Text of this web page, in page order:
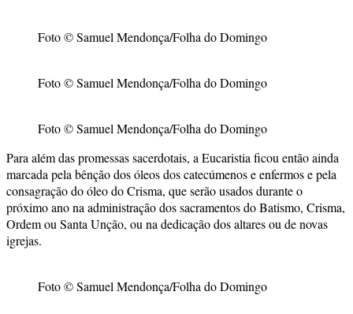
Foto © Samuel Mendonça/Folha do Domingo
Foto © Samuel Mendonça/Folha do Domingo
Foto © Samuel Mendonça/Folha do Domingo
Para além das promessas sacerdotais, a Eucaristia ficou então ainda
marcada pela bênção dos óleos dos catecúmenos e enfermos e pela
consagração do óleo do Crisma, que serão usados durante o
próximo ano na administração dos sacramentos do Batismo, Crisma,
Ordem ou Santa Unção, ou na dedicação dos altares ou de novas
igrejas.
Foto © Samuel Mendonça/Folha do Domingo